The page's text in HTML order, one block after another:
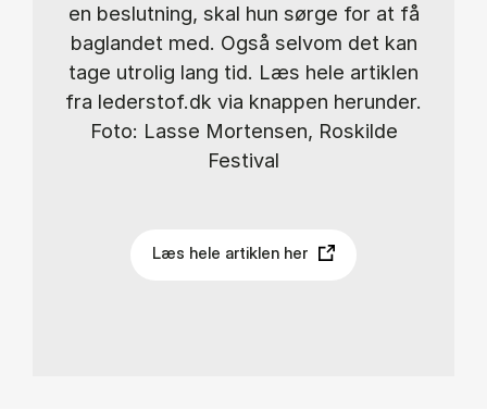
en beslutning, skal hun sørge for at få
baglandet med. Også selvom det kan
tage utrolig lang tid. Læs hele artiklen
fra lederstof.dk via knappen herunder.
Foto: Lasse Mortensen, Roskilde
Festival
Læs hele artiklen her